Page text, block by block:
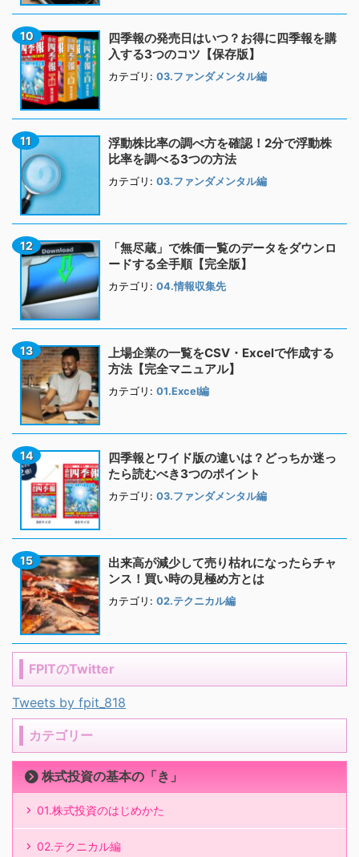
四季報の発売日はいつ？お得に四季報を購
入する3つのコツ【保存版】
カテゴリ: 03.ファンダメンタル編
浮動株比率の調べ方を確認！2分で浮動株
比率を調べる3つの方法
カテゴリ: 03.ファンダメンタル編
「無尽蔵」で株価一覧のデータをダウンロ
ードする全手順【完全版】
カテゴリ: 04.情報収集先
上場企業の一覧をCSV・Excelで作成する
方法【完全マニュアル】
カテゴリ: 01.Excel編
四季報とワイド版の違いは？どっちか迷っ
たら読むべき3つのポイント
カテゴリ: 03.ファンダメンタル編
出来高が減少して売り枯れになったらチャ
ンス！買い時の見極め方とは
カテゴリ: 02.テクニカル編
FPITのTwitter
Tweets by fpit_818
カテゴリー
株式投資の基本の「き」
01.株式投資のはじめかた
02.テクニカル編